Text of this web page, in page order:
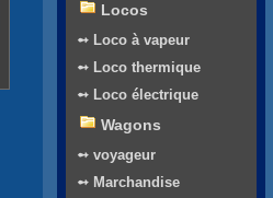
Locos
➻ Loco à vapeur
➻ Loco thermique
➻ Loco électrique
Wagons
➻ voyageur
➻ Marchandise